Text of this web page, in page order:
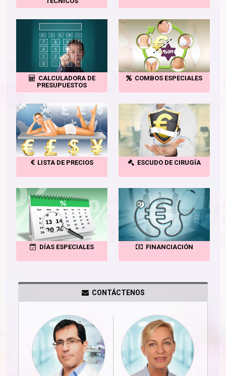
CALCULADORA DE
PRESUPUESTOS
COMBOS ESPECIALES
LISTA DE PRECIOS ESCUDO DE CIRUGÍA
DÍAS ESPECIALES FINANCIACIÓN
CONTÁCTENOS